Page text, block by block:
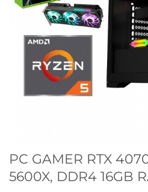
PC GAMER RTX
5600X, DDR4 16GB